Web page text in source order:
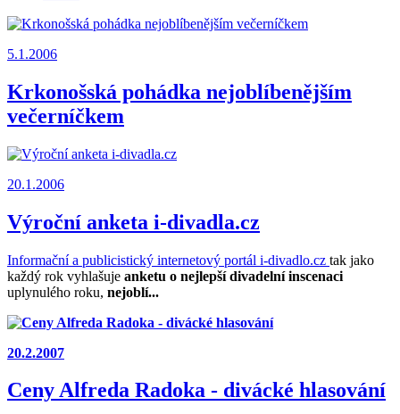
5.1.2006
Krkonošská pohádka nejoblíbenějším
večerníčkem
20.1.2006
Výroční anketa i-divadla.cz
Informační a publicistický internetový portál i-divadlo.cz tak jako
každý rok vyhlašuje anketu o nejlepší divadelní inscenaci
uplynulého roku, nejoblí...
20.2.2007
Ceny Alfreda Radoka - divácké hlasování